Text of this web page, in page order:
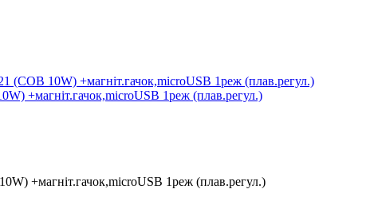
+магніт.гачок,microUSB 1реж (плав.регул.)
+магніт.гачок,microUSB 1реж (плав.регул.)